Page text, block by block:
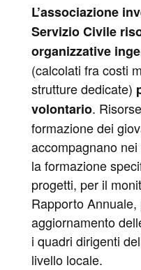
L’associazione
Servizio Civile
organizzative
(calcolati fra costi
strutture dedicate)
volontario.
formazione dei
accompagnano
la formazione
progetti, per il
Rapporto
aggiornamento
i quadri dirigenti
livello locale.